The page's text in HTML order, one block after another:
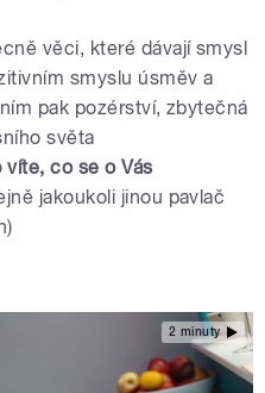
věci, které dávají smysl
smyslu úsměv a
pak pozérství, zbytečná
světa
víte, co se o Vás
jakoukoli jinou pavlač
2 minuty